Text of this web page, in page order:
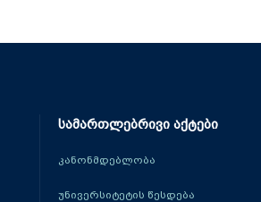
სამართლებრივი აქტები
კანონმდებლობა
უნივერსიტეტის წესდება